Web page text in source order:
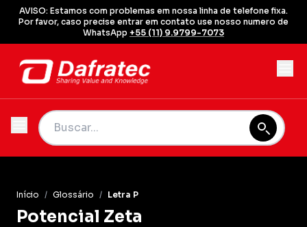
AVISO: Estamos com problemas em nossa linha de telefone fixa.
Por favor, caso precise entrar em contato use nosso numero de
WhatsApp +55 (11) 9.9799-7073
Início / Glossário / Letra P
Potencial Zeta